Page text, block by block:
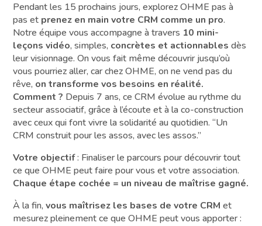
Pendant les 15 prochains jours, explorez OHME pas à
pas et prenez en main votre CRM comme un pro.
Notre équipe vous accompagne à travers 10 mini-
leçons vidéo, simples, concrètes et actionnables dès
leur visionnage. On vous fait même découvrir jusqu’où
vous pourriez aller, car chez OHME, on ne vend pas du
rêve, on transforme vos besoins en réalité.
Comment ? Depuis 7 ans, ce CRM évolue au rythme du
secteur associatif, grâce à l’écoute et à la co-construction
avec ceux qui font vivre la solidarité au quotidien. “Un
CRM construit pour les assos, avec les assos.”
Votre objectif: Finaliser le parcours pour découvrir tout
ce que OHME peut faire pour vous et votre association.
Chaque étape cochée = un niveau de maîtrise gagné.
À la fin,vous maîtrisez les bases de votre CRM et
mesurez pleinement ce que OHME peut vous apporter :